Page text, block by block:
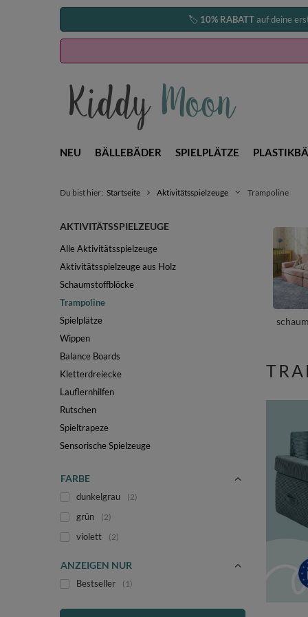
🏷️ 10% RABATTauf deine
NEU BÄLLEBÄDER SPIELPLÄTZE
Du bist hier: Startseite Aktivitätsspielzeuge Trampoline
AKTIVITÄTSSPIELZEUGE
Alle Aktivitätsspielzeuge
Aktivitätsspielzeuge aus Holz
Schaumstoffblöcke
Trampoline
Spielplätze
Wippen
Balance Boards
Kletterdreiecke
Lauflernhilfen
Rutschen
Spieltrapeze
Sensorische Spielzeuge
FARBE
dunkelgrau 2
grün 2
violett 2
ANZEIGEN NUR
Bestseller 1